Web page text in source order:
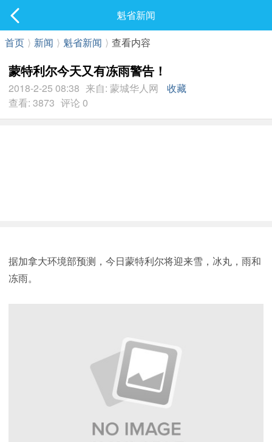
最新发表
魁省新闻
首页 ⟩ 新闻 ⟩ 魁省新闻 ⟩ 查看内容
蒙特利尔今天又有冻雨警告！
2018-2-25 08:38 来自: 蒙城华人网
收藏
查看: 3873 评论 0
据加拿大环境部预测，今日蒙特利尔将迎来雪，冰丸，雨和
冻雨。